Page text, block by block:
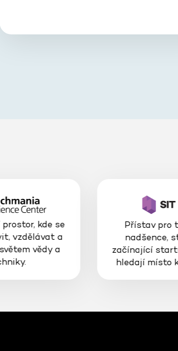
kde se
vzdělávat a
vědy a
Přístav pro
nadšence,
začínající
hledají místo